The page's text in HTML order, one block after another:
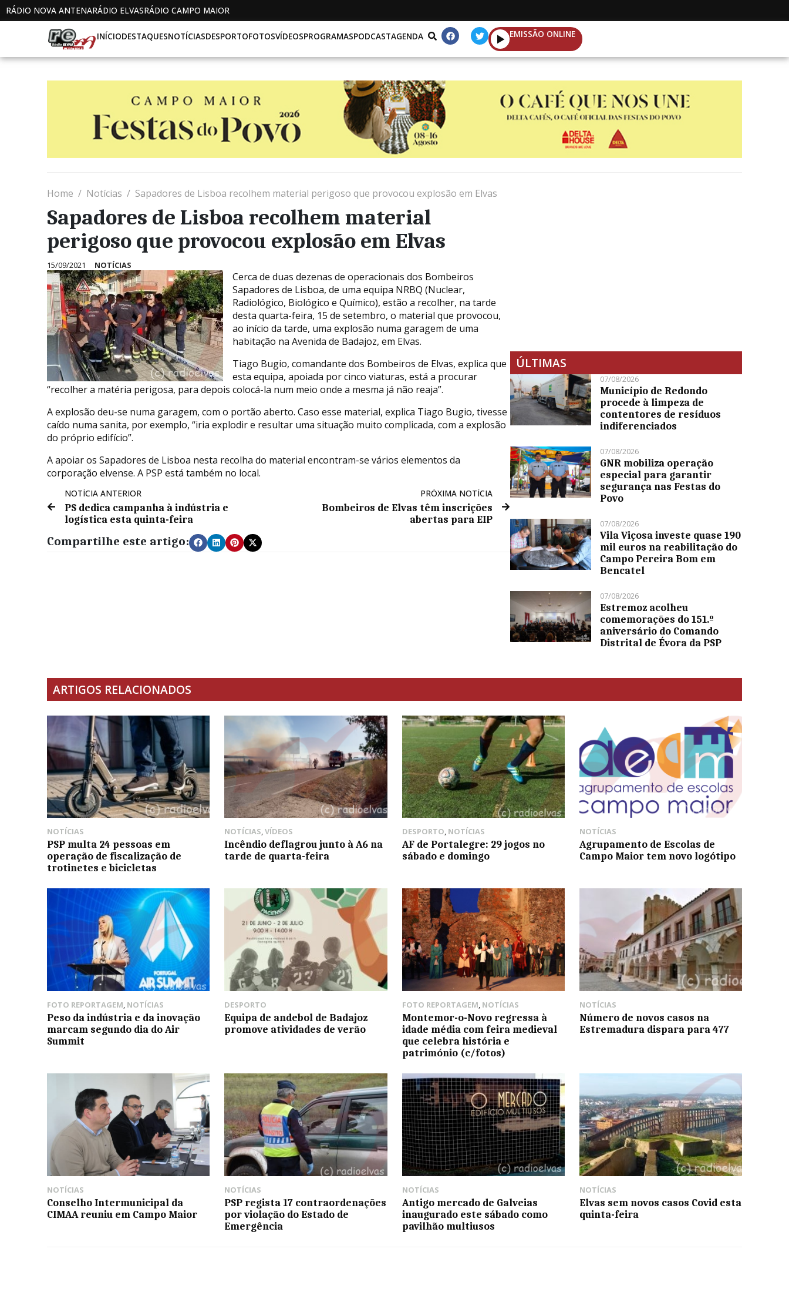
RÁDIO NOVA ANTENARÁDIO ELVASRÁDIO CAMPO MAIOR
INÍCIODESTAQUESNOTÍCIASDESPORTOFOTOSVÍDEOSPROGRAMASPODCASTAGENDA EMISSÃO ONLINE
Home Notícias Sapadores de Lisboa recolhem material perigoso que provocou explosão em Elvas
Sapadores de Lisboa recolhem material
perigoso que provocou explosão em Elvas
15/09/2021 NOTÍCIAS
Cerca de duas dezenas de operacionais dos Bombeiros
Sapadores de Lisboa, de uma equipa NRBQ (Nuclear,
Radiológico, Biológico e Químico), estão a recolher, na tarde
desta quarta-feira, 15 de setembro, o material que provocou,
ao início da tarde, uma explosão numa garagem de uma
habitação na Avenida de Badajoz, em Elvas.
Tiago Bugio, comandante dos Bombeiros de Elvas, explica que
esta equipa, apoiada por cinco viaturas, está a procurar
“recolher a matéria perigosa, para depois colocá-la num meio onde a mesma já não reaja”.
A explosão deu-se numa garagem, com o portão aberto. Caso esse material, explica Tiago Bugio, tivesse
caído numa sanita, por exemplo, “iria explodir e resultar uma situação muito complicada, com a explosão
do próprio edifício”.
A apoiar os Sapadores de Lisboa nesta recolha do material encontram-se vários elementos da
corporação elvense. A PSP está também no local.
NOTÍCIA ANTERIOR
PS dedica campanha à indústria e
logística esta quinta-feira
PRÓXIMA NOTÍCIA
Bombeiros de Elvas têm inscrições
abertas para EIP
Compartilhe este artigo:
ÚLTIMAS
07/08/2026
Município de Redondo
procede à limpeza de
contentores de resíduos
indiferenciados
07/08/2026
GNR mobiliza operação
especial para garantir
segurança nas Festas do
Povo
07/08/2026
Vila Viçosa investe quase 190
mil euros na reabilitação do
Campo Pereira Bom em
Bencatel
07/08/2026
Estremoz acolheu
comemorações do 151.º
aniversário do Comando
Distrital de Évora da PSP
ARTIGOS RELACIONADOS
NOTÍCIAS
PSP multa 24 pessoas em
operação de fiscalização de
trotinetes e bicicletas
NOTÍCIAS,VÍDEOS
Incêndio deflagrou junto à A6 na
tarde de quarta-feira
DESPORTO, NOTÍCIAS
AF de Portalegre: 29 jogos no
sábado e domingo
NOTÍCIAS
Agrupamento de Escolas de
Campo Maior tem novo logótipo
FOTO REPORTAGEM, NOTÍCIAS
Peso da indústria e da inovação
marcam segundo dia do Air
Summit
DESPORTO
Equipa de andebol de Badajoz
promove atividades de verão
FOTO REPORTAGEM, NOTÍCIAS
Montemor-o-Novo regressa à
idade média com feira medieval
que celebra história e
património (c/fotos)
NOTÍCIAS
Número de novos casos na
Estremadura dispara para 477
NOTÍCIAS
Conselho Intermunicipal da
CIMAA reuniu em Campo Maior
NOTÍCIAS
PSP regista 17 contraordenações
por violação do Estado de
Emergência
NOTÍCIAS
Antigo mercado de Galveias
inaugurado este sábado como
pavilhão multiusos
NOTÍCIAS
Elvas sem novos casos Covid esta
quinta-feira